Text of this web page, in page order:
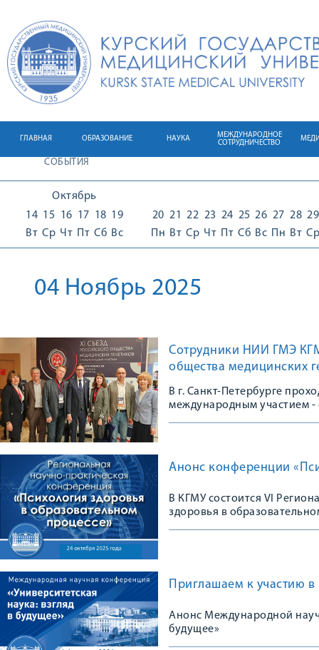
ГЛАВНАЯ ОБРАЗОВАНИЕ НАУКА
МЕЖДУНАРОДНОЕ
СОТРУДНИЧЕСТВО
СОБЫТИЯ
Октябрь
14
Вт
15
Ср
16
Чт
17
Пт
18
Сб
19
Вс
20
Пн
21
Вт
22
Ср
23
Чт
24
Пт
25
Сб
26
Вс
27
Пн
28
Вт
29
Ср
04 Ноябрь 2025
Сотрудники НИИ ГМЭ
общества медицинских
В г. Санкт-Петербурге
международным участием -
Анонс конференции
В КГМУ состоится VI
здоровья в
Приглашаем к участию
Анонс Международной
будущее»